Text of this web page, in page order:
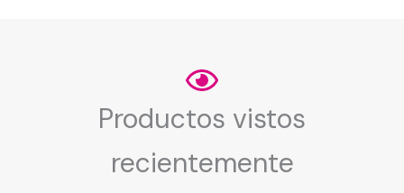
Productos vistos
recientemente